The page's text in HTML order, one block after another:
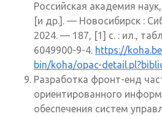
Российская академия
[и др.]. — Новосибирск :
2024. — 187, [1] с. : ил.,
6049900-9-4. https://
bin/koha/opac-
Разработка фронт-енд
ориентированного
обеспечения систем